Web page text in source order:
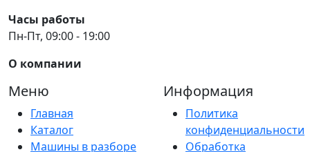
Часы работы
Пн-Пт, 09:00 - 19:00
О компании
Меню
Главная
Каталог
Машины в разборе
Информация
Политика
конфиденциальности
Обработка